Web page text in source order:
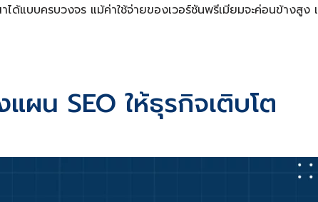
แบบครบวงจร แม้ค่าใช้จ่ายของเวอร์ชันพรีเมียมจะค่อนข้างสู
ผน SEO ให้ธุรกิจเติบโต